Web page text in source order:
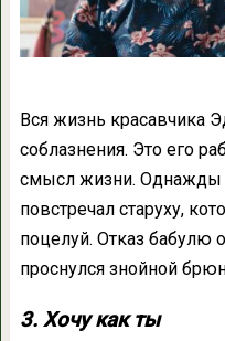
Вся жизнь красавчика
соблазнения. Это его
смысл жизни. Однажды
повстречал старуху,
поцелуй. Отказ бабулю
проснулся знойной
3. Хочу как ты